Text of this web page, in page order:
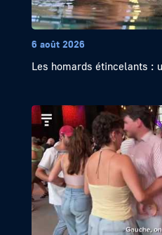
6 août 2026
Les homards étincelants :